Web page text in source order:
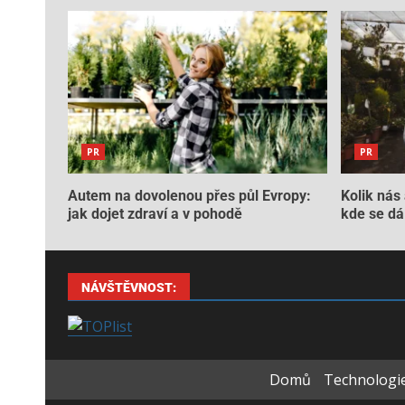
PR
Autem na dovolenou přes půl Evropy:
jak dojet zdraví a v pohodě
PR
Kolik nás
kde se
NÁVŠTĚVNOST:
Domů